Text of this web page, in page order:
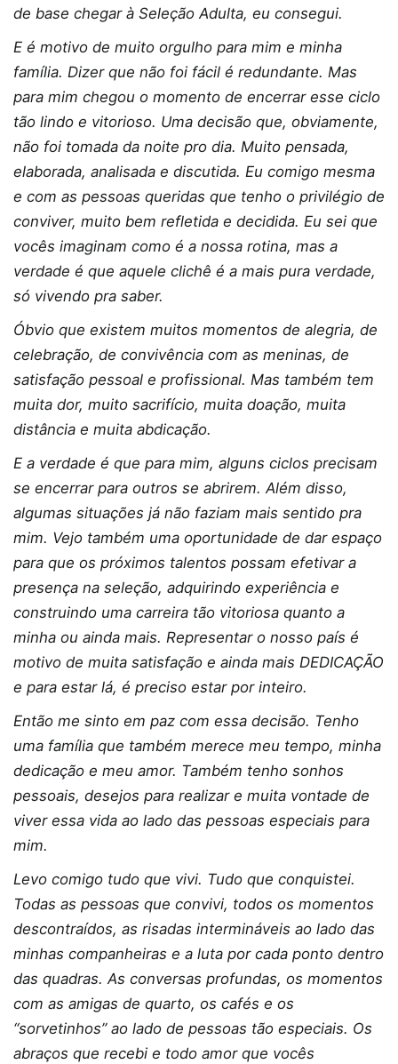
de base chegar à Seleção Adulta, eu consegui.
E é motivo de muito orgulho para mim e minha
família. Dizer que não foi fácil é redundante. Mas
para mim chegou o momento de encerrar esse ciclo
tão lindo e vitorioso. Uma decisão que, obviamente,
não foi tomada da noite pro dia. Muito pensada,
elaborada, analisada e discutida. Eu comigo mesma
e com as pessoas queridas que tenho o privilégio de
conviver, muito bem refletida e decidida. Eu sei que
vocês imaginam como é a nossa rotina, mas a
verdade é que aquele clichê é a mais pura verdade,
só vivendo pra saber.
Óbvio que existem muitos momentos de alegria, de
celebração, de convivência com as meninas, de
satisfação pessoal e profissional. Mas também tem
muita dor, muito sacrifício, muita doação, muita
distância e muita abdicação.
E a verdade é que para mim, alguns ciclos precisam
se encerrar para outros se abrirem. Além disso,
algumas situações já não faziam mais sentido pra
mim. Vejo também uma oportunidade de dar espaço
para que os próximos talentos possam efetivar a
presença na seleção, adquirindo experiência e
construindo uma carreira tão vitoriosa quanto a
minha ou ainda mais. Representar o nosso país é
motivo de muita satisfação e ainda mais DEDICAÇÃO
e para estar lá, é preciso estar por inteiro.
Então me sinto em paz com essa decisão. Tenho
uma família que também merece meu tempo, minha
dedicação e meu amor. Também tenho sonhos
pessoais, desejos para realizar e muita vontade de
viver essa vida ao lado das pessoas especiais para
mim.
Levo comigo tudo que vivi. Tudo que conquistei.
Todas as pessoas que convivi, todos os momentos
descontraídos, as risadas intermináveis ao lado das
minhas companheiras e a luta por cada ponto dentro
das quadras. As conversas profundas, os momentos
com as amigas de quarto, os cafés e os
“sorvetinhos” ao lado de pessoas tão especiais. Os
abraços que recebi e todo amor que vocês